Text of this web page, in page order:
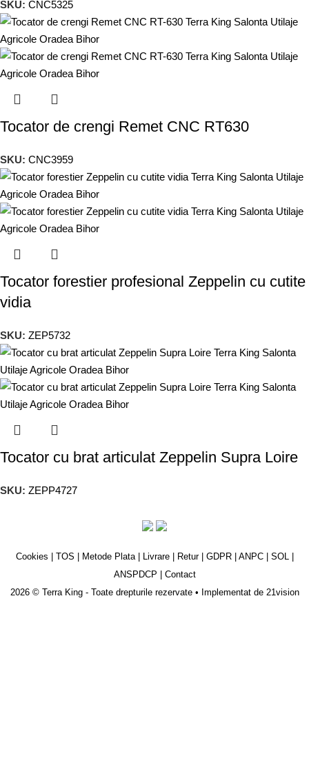
SKU: CNC5325
Tocator de crengi Remet CNC RT630
SKU: CNC3959
Tocator forestier profesional Zeppelin cu cutite
vidia
SKU: ZEP5732
Tocator cu brat articulat Zeppelin Supra Loire
SKU: ZEPP4727
Cookies | TOS | Metode Plata| Livrare| Retur| GDPR |ANPC | SOL |
ANSPDCP | Contact
2026 © Terra King - Toate drepturile rezervate • Implementat de 21vision